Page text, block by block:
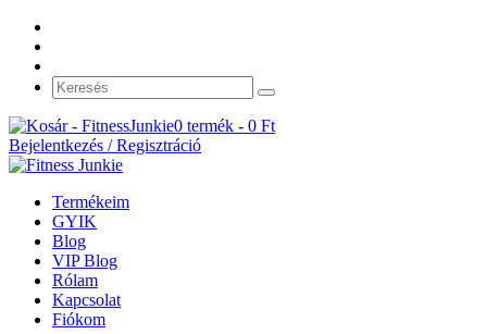
0 termék - 0 Ft
Bejelentkezés / Regisztráció
Termékeim
GYIK
Blog
VIP Blog
Rólam
Kapcsolat
Fiókom